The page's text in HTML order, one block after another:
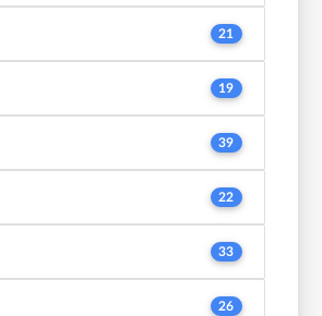
21
19
39
22
33
26